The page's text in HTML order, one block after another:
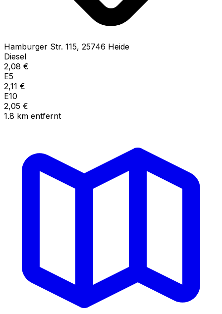
Hamburger Str. 115, 25746 Heide
Diesel
2,08 €
E5
2,11 €
E10
2,05 €
1.8 km entfernt